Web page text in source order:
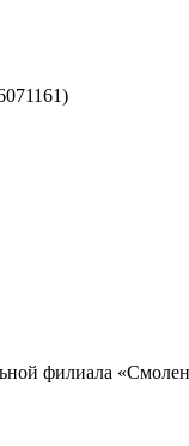
филиала